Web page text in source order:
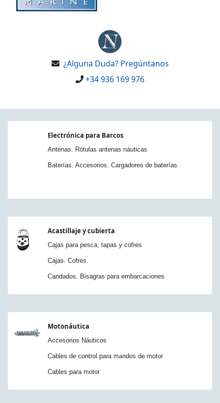
¿Alguna Duda? Pregúntanos
+34 936 169 976
Electrónica para Barcos
Antenas. Rótulas antenas náuticas
Baterías. Accesorios. Cargadores de baterías.
Acastillaje y cubierta
Cajas para pesca, tapas y cofres
Cajas. Cofres.
Candados. Bisagras para embarcaciones
Motonáutica
Accesorios Náuticos
Cables de control para mandos de motor
Cables para motor